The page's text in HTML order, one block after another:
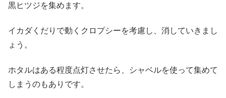
黒ヒツジを集めます。
イカダくだりで動くクロプシーを考慮し、消していきまし
ょう。
ホタルはある程度点灯させたら、シャベルを使って集めて
しまうのもありです。